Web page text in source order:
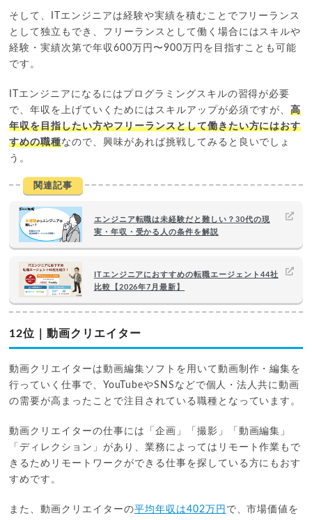
そして、ITエンジニアは経験や実績を積むことでフリーランス
として独立もでき、フリーランスとして働く場合にはスキルや
経験・実績次第で年収600万円〜900万円を目指すことも可能
です。
ITエンジニアになるにはプログラミングスキルの習得が必要
で、年収を上げていくためにはスキルアップが必須ですが、高
年収を目指したい方やフリーランスとして働きたい方にはおす
すめの職種なので、興味があれば挑戦してみると良いでしょ
う。
関連記事
エンジニア転職は未経験だと難しい？30代の現
実・年収・受かる人の条件を解説
ITエンジニアにおすすめの転職エージェント44社
比較【2026年7月最新】
12位｜動画クリエイター
動画クリエイターは動画編集ソフトを用いて動画制作・編集を
行っていく仕事で、YouTubeやSNSなどで個人・法人共に動画
の需要が高まったことで注目されている職種となっています。
動画クリエイターの仕事には「企画」「撮影」「動画編集」
「ディレクション」があり、業務によってはリモート作業もで
きるためリモートワークができる仕事を探している方にもおす
すめです。
また、動画クリエイターの平均年収は402万円 で、市場価値を